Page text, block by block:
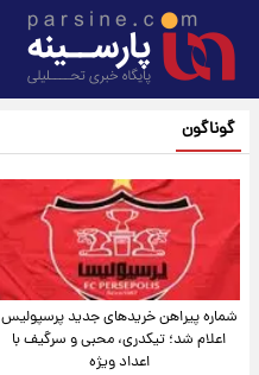
گوناگون
شماره پیراهن خریدهای جدید پرسپولیس
اعلام شد؛ تیکدری، محبی و سرگیف با
اعداد ویژه